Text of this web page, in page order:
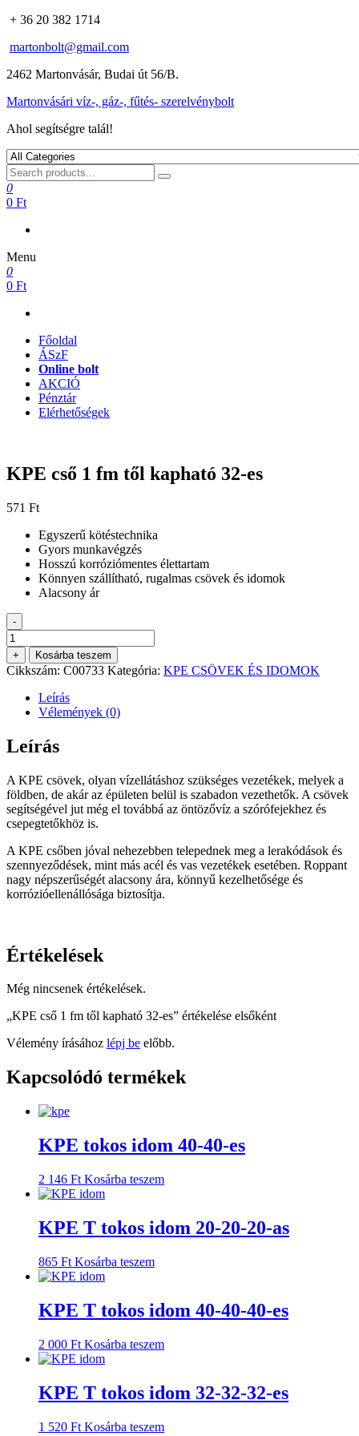
+ 36 20 382 1714
martonbolt@gmail.com
2462 Martonvásár, Budai út 56/B.
Martonvásári víz-, gáz-, fűtés- szerelvénybolt
Ahol segítségre talál!
0
0 Ft
Menu
0
0 Ft
Főoldal
ÁSzF
Online bolt
AKCIÓ
Pénztár
Elérhetőségek
KPE cső 1 fm től kapható 32-es
571 Ft
Egyszerű kötéstechnika
Gyors munkavégzés
Hosszú korróziómentes élettartam
Könnyen szállítható, rugalmas csövek és idomok
Alacsony ár
-
KPE
cső
1
fm
kapható
es
mennyiség
+ Kosárba teszem
Cikkszám: C00733 Kategória: KPE CSÖVEK ÉS IDOMOK
Leírás
Vélemények (0)
Leírás
A KPE csövek, olyan vízellátáshoz szükséges vezetékek, melyek a
földben, de akár az épületen belül is szabadon vezethetők. A csövek
segítségével jut még el továbbá az öntözővíz a szórófejekhez és
csepegtetőkhöz is.
A KPE csőben jóval nehezebben telepednek meg a lerakódások és
szennyeződések, mint más acél és vas vezetékek esetében. Roppant
nagy népszerűségét alacsony ára, könnyű kezelhetősége és
korrózióellenállósága biztosítja.
Értékelések
Még nincsenek értékelések.
„KPE cső 1 fm től kapható 32-es” értékelése elsőként
Vélemény írásához lépj be előbb.
Kapcsolódó termékek
KPE tokos idom 40-40-es
2 146 Ft Kosárba teszem
KPE T tokos idom 20-20-20-as
865 Ft Kosárba teszem
KPE T tokos idom 40-40-40-es
2 000 Ft Kosárba teszem
KPE T tokos idom 32-32-32-es
1 520 Ft Kosárba teszem